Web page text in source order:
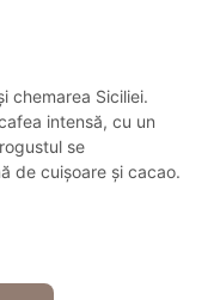
lei.
chemarea Siciliei.
intensă, cu un
se
de cuișoare și cacao.